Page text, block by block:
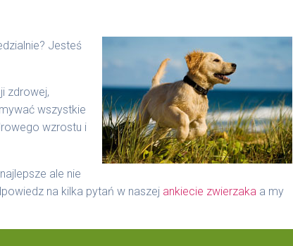
Jesteś
zdrowej,
wszystkie
wzrostu i
ale nie
na kilka pytań w naszej ankiecie zwierzaka a my